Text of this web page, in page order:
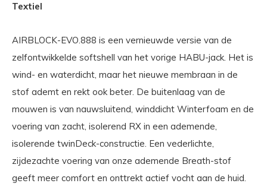
Textiel
AIRBLOCK-EVO.888 is een vernieuwde versie van de
zelfontwikkelde softshell van het vorige HABU-jack. Het is
wind- en waterdicht, maar het nieuwe membraan in de
stof ademt en rekt ook beter. De buitenlaag van de
mouwen is van nauwsluitend, winddicht Winterfoam en de
voering van zacht, isolerend RX in een ademende,
isolerende twinDeck-constructie. Een vederlichte,
zijdezachte voering van onze ademende Breath-stof
geeft meer comfort en onttrekt actief vocht aan de huid.